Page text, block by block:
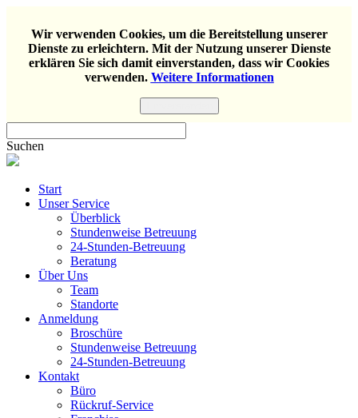
Wir verwenden Cookies, um die Bereitstellung unserer
Dienste zu erleichtern. Mit der Nutzung unserer Dienste
erklären Sie sich damit einverstanden, dass wir Cookies
verwenden. Weitere Informationen
Suchen
Start
Unser Service
Überblick
Stundenweise Betreuung
24-Stunden-Betreuung
Beratung
Über Uns
Team
Standorte
Anmeldung
Broschüre
Stundenweise Betreuung
24-Stunden-Betreuung
Kontakt
Büro
Rückruf-Service